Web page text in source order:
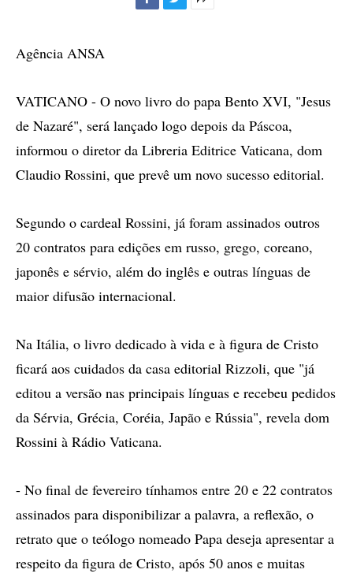
Agência ANSA
VATICANO - O novo livro do papa Bento XVI, "Jesus
de Nazaré", será lançado logo depois da Páscoa,
informou o diretor da Libreria Editrice Vaticana, dom
Claudio Rossini, que prevê um novo sucesso editorial.
Segundo o cardeal Rossini, já foram assinados outros
20 contratos para edições em russo, grego, coreano,
japonês e sérvio, além do inglês e outras línguas de
maior difusão internacional.
Na Itália, o livro dedicado à vida e à figura de Cristo
ficará aos cuidados da casa editorial Rizzoli, que "já
editou a versão nas principais línguas e recebeu pedidos
da Sérvia, Grécia, Coréia, Japão e Rússia", revela dom
Rossini à Rádio Vaticana.
- No final de fevereiro tínhamos entre 20 e 22 contratos
assinados para disponibilizar a palavra, a reflexão, o
retrato que o teólogo nomeado Papa deseja apresentar a
respeito da figura de Cristo, após 50 anos e muitas